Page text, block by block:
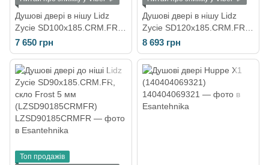
Душові двері в нішу Lidz
Zycie SD100x185.CRM.FR,
скло Frost 5 мм
7 650 грн
Душові двері в нішу Lidz
Zycie SD120x185.CRM.FR,
скло Frost 5 мм
LZSD120185CRMFR
8 693 грн
Топ продажів